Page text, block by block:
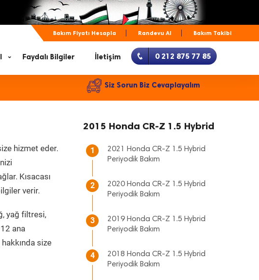
Bakım Fiyatı Hesapla Randevu Al Bakım Takibi
Faydalı Bilgiler İletişim 0 212 875 77 85
Siz Sorun Biz Cevaplayalım
hizmet eder.
Kısacası
verir.
yağ filtresi,
ana
size
2015 Honda CR-Z 1.5 Hybrid
1
2021 Honda CR-Z 1.5 Hybrid
Periyodik Bakım
2
2020 Honda CR-Z 1.5 Hybrid
Periyodik Bakım
3
2019 Honda CR-Z 1.5 Hybrid
Periyodik Bakım
4
2018 Honda CR-Z 1.5 Hybrid
Periyodik Bakım